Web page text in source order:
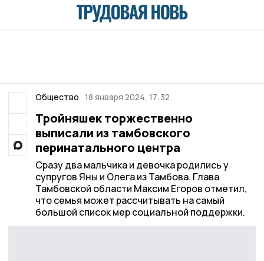
Общество 18 января 2024, 17:32
Тройняшек торжественно
выписали из тамбовского
перинатального центра
Сразу два мальчика и девочка родились у
супругов Яны и Олега из Тамбова. Глава
Тамбовской области Максим Егоров отметил,
что семья может рассчитывать на самый
большой список мер социальной поддержки.